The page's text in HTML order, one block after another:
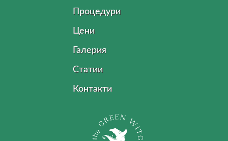
Процедури
Цени
Галерия
Статии
Контакти